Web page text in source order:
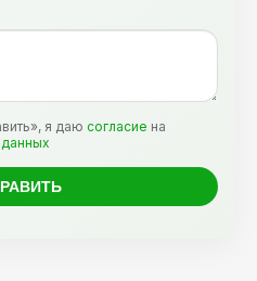
я даю согласие на